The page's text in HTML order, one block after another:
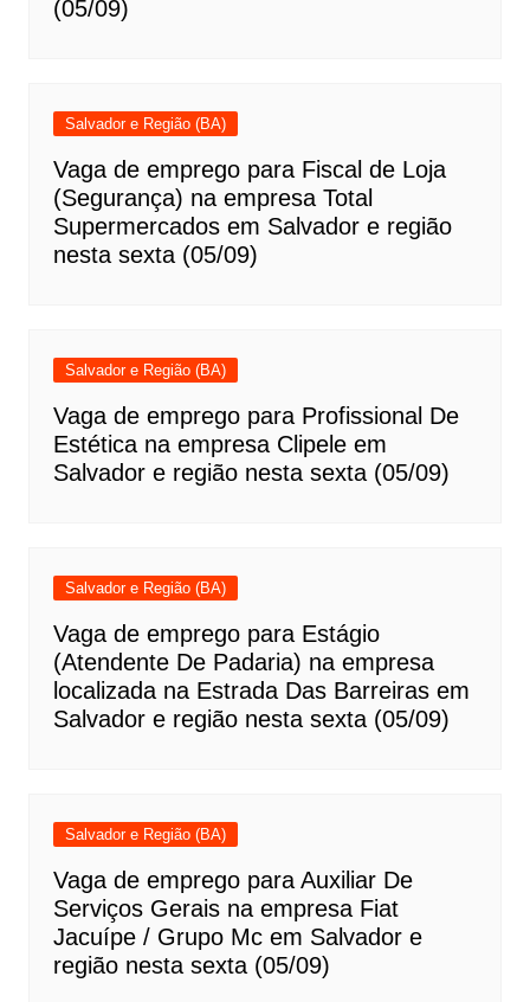
(05/09)
Salvador e Região (BA)
Vaga de emprego para Fiscal de Loja
(Segurança) na empresa Total
Supermercados em Salvador e região
nesta sexta (05/09)
Salvador e Região (BA)
Vaga de emprego para Profissional De
Estética na empresa Clipele em
Salvador e região nesta sexta (05/09)
Salvador e Região (BA)
Vaga de emprego para Estágio
(Atendente De Padaria) na empresa
localizada na Estrada Das Barreiras em
Salvador e região nesta sexta (05/09)
Salvador e Região (BA)
Vaga de emprego para Auxiliar De
Serviços Gerais na empresa Fiat
Jacuípe / Grupo Mc em Salvador e
região nesta sexta (05/09)